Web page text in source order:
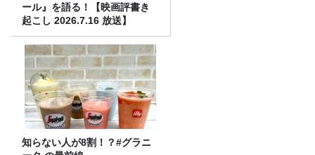
ール』を語る！【映画評書き
起こし 2026.7.16 放送】
知らない人が8割！？#グラニ